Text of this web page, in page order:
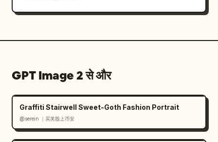
GPT Image 2 से और
Graffiti Stairwell Sweet-Goth Fashion Portrait
@serein ｜买美股上币安